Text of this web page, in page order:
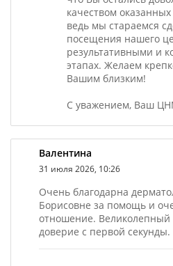
качеством
ведь мы стараемся
посещения нашего
результативными и
этапах. Желаем
Вашим близким!
С уважением, Ваш
Валентина
31 июля 2026, 10:26
Очень благодарна
Борисовне за помощь и
отношение. Великолепный
доверие с первой